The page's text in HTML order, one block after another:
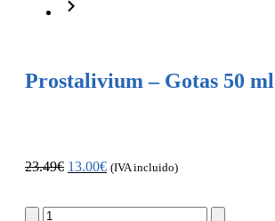
Prostalivium – Gotas 50 ml
23.49€ 13.00€ (IVA incluido)